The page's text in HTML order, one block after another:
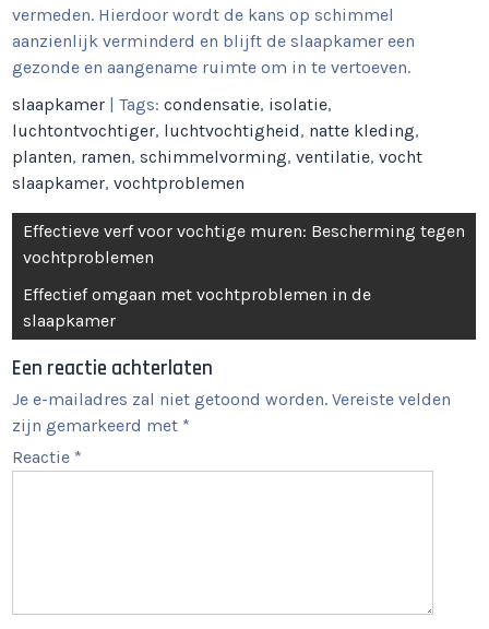
vermeden. Hierdoor wordt de kans op schimmel
aanzienlijk verminderd en blijft de slaapkamer een
gezonde en aangename ruimte om in te vertoeven.
slaapkamer | Tags:condensatie, isolatie,
luchtontvochtiger, luchtvochtigheid, natte kleding,
planten, ramen,schimmelvorming,ventilatie,vocht
slaapkamer,vochtproblemen
Berichtnavigatie
Effectieve verf voor vochtige muren: Bescherming tegen
vochtproblemen
Effectief omgaan met vochtproblemen in de
slaapkamer
Een reactie achterlaten
Je e-mailadres zal niet getoond worden. Vereiste velden
zijn gemarkeerd met *
Reactie *